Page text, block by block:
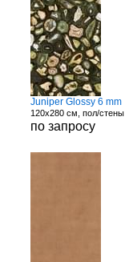
Juniper Glossy 6 mm
120x280 см, пол/стены
по запросу